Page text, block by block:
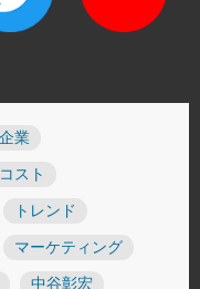
業
コスト
トレンド
マーケティング
中谷彰宏